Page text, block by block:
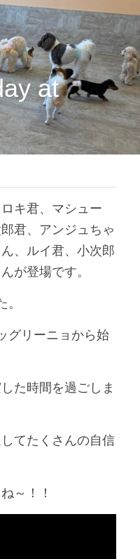
at
キ君、マシュー
君、アンジュちゃ
、ルイ君、小次郎
が登場です。
グリーニョから始
た時間を過ごしま
てたくさんの自信
～！！